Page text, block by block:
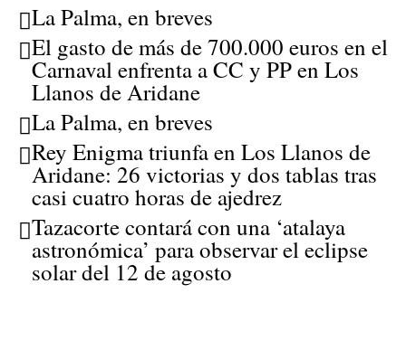
La Palma, en breves
El gasto de más de 700.000 euros en el
Carnaval enfrenta a CC y PP en Los
Llanos de Aridane
La Palma, en breves
Rey Enigma triunfa en Los Llanos de
Aridane: 26 victorias y dos tablas tras
casi cuatro horas de ajedrez
Tazacorte contará con una ‘atalaya
astronómica’ para observar el eclipse
solar del 12 de agosto